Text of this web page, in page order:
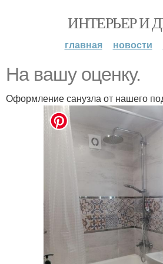
ИНТЕРЬЕР И
главная новости
Нa вaшу оцeнку.
Оформление санузла от нашего